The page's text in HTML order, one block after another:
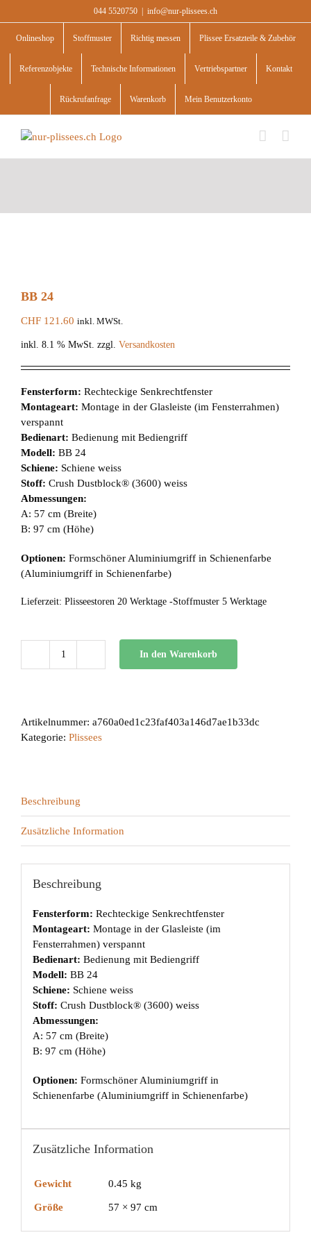
to
content
044 5520750 info@nur-plissees.ch
Onlineshop Stoffmuster Richtig messen Plissee Ersatzteile & Zubehör
Referenzobjekte Technische Informationen Vertriebspartner Kontakt
Rückrufanfrage Warenkorb Mein Benutzerkonto
BB 24
CHF 121.60 inkl. MWSt.
inkl. 8.1 % MwSt. zzgl. Versandkosten
Fensterform: Rechteckige Senkrechtfenster
Montageart: Montage in der Glasleiste (im Fensterrahmen)
verspannt
Bedienart: Bedienung mit Bediengriff
Modell: BB 24
Schiene: Schiene weiss
Stoff: Crush Dustblock® (3600) weiss
Abmessungen:
A: 57 cm (Breite)
B: 97 cm (Höhe)
Optionen: Formschöner Aluminiumgriff in Schienenfarbe
(Aluminiumgriff in Schienenfarbe)
Lieferzeit: Plisseestoren 20 Werktage -Stoffmuster 5 Werktage
BB
In den Warenkorb
Artikelnummer: a760a0ed1c23faf403a146d7ae1b33dc
Kategorie: Plissees
Beschreibung
Zusätzliche Information
Beschreibung
Fensterform: Rechteckige Senkrechtfenster
Montageart: Montage in der Glasleiste (im
Fensterrahmen) verspannt
Bedienart: Bedienung mit Bediengriff
Modell: BB 24
Schiene: Schiene weiss
Stoff: Crush Dustblock® (3600) weiss
Abmessungen:
A: 57 cm (Breite)
B: 97 cm (Höhe)
Optionen: Formschöner Aluminiumgriff in
Schienenfarbe (Aluminiumgriff in Schienenfarbe)
Zusätzliche Information
Gewicht 0.45 kg
Größe 57 × 97 cm